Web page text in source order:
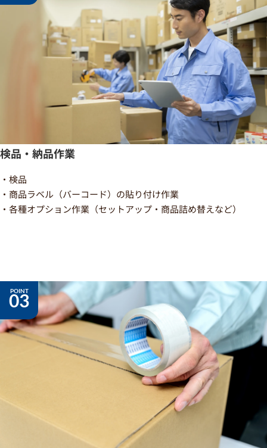
検品・納品作業
・検品
・商品ラベル（バーコード）の貼り付け作業
・各種オプション作業（セットアップ・商品詰め替えなど）
03